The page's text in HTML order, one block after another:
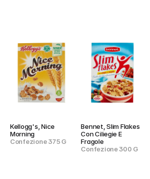
Kellogg's, Nice
Morning
Confezione 375 G
Bennet, Slim Flakes
Con Ciliegie E
Fragole
Confezione 300 G